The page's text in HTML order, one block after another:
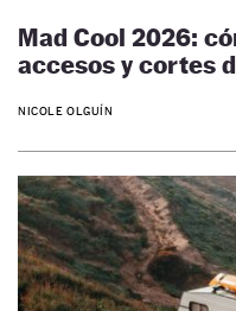
Mad Cool 2026:
accesos y cortes
NICOLE OLGUÍN